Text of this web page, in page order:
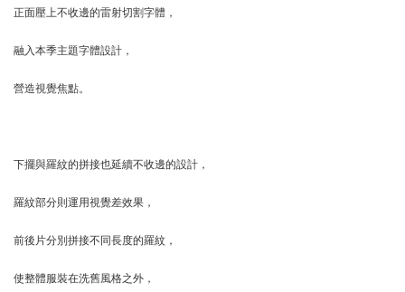
正面壓上不收邊的雷射切割字體，
融入本季主題字體設計，
營造視覺焦點。
下擺與羅紋的拼接也延續不收邊的設計，
羅紋部分則運用視覺差效果，
前後片分別拼接不同長度的羅紋，
使整體服裝在洗舊風格之外，